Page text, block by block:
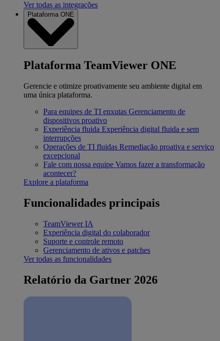
Ver todas as integrações
Plataforma ONE
Plataforma TeamViewer ONE
Gerencie e otimize proativamente seu ambiente digital em
uma única plataforma.
Para equipes de TI enxutas Gerenciamento de
dispositivos proativo
Experiência fluida Experiência digital fluida e sem
interrupções
Operações de TI fluidas Remediação proativa e serviço
excepcional
Fale com nossa equipe Vamos fazer a transformação
acontecer?
Explore a plataforma
Funcionalidades principais
TeamViewer IA
Experiência digital do colaborador
Suporte e controle remoto
Gerenciamento de ativos e patches
Ver todas as funcionalidades
Relatório da Gartner 2026